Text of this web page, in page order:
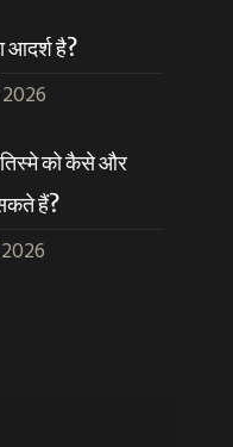
आदर्श है?
को कैसे और
हैं?